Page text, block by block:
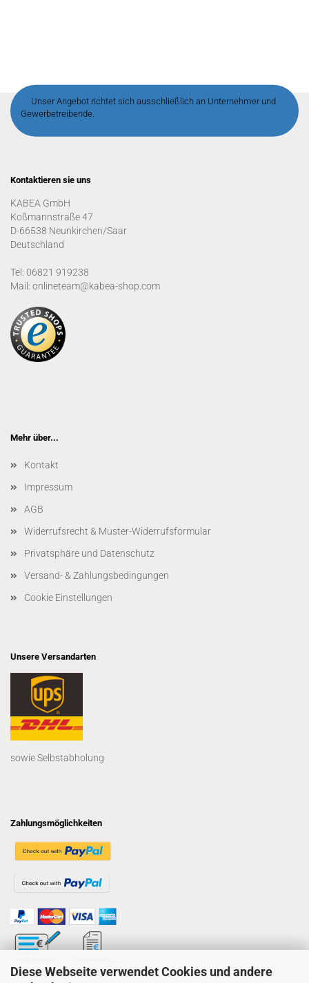
Diese Webseite verwendet Cookies und andere
Unser Angebot richtet sich ausschließlich an Unternehmer und
Gewerbetreibende.
Kontaktieren sie uns
KABEA GmbH
Koßmannstraße 47
D-66538 Neunkirchen/Saar
Deutschland
Tel: 06821 919238
Mail: onlineteam@kabea-shop.com
Mehr über...
Kontakt
Impressum
AGB
Widerrufsrecht & Muster-Widerrufsformular
Privatsphäre und Datenschutz
Versand- & Zahlungsbedingungen
Cookie Einstellungen
Unsere Versandarten
sowie Selbstabholung
Zahlungsmöglichkeiten